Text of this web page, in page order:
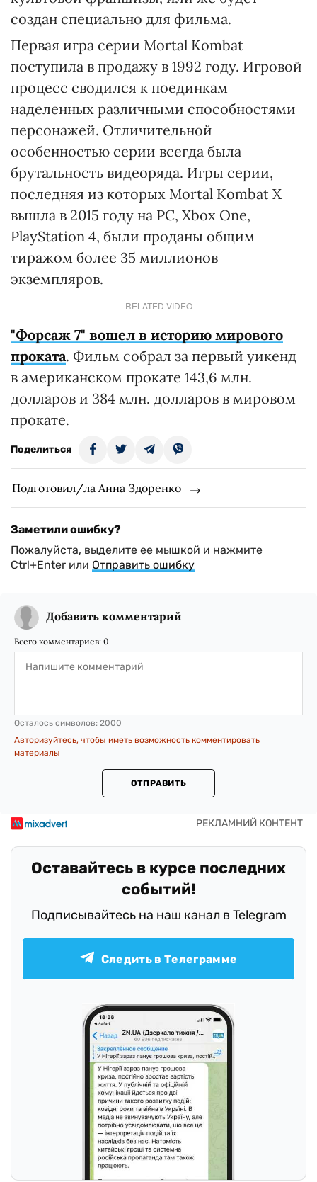
создан специально для фильма.
Первая игра серии Mortal Kombat
поступила в продажу в 1992 году. Игровой
процесс сводился к поединкам
наделенных различными способностями
персонажей. Отличительной
особенностью серии всегда была
брутальность видеоряда. Игры серии,
последняя из которых Mortal Kombat X
вышла в 2015 году на PC, Xbox One,
PlayStation 4, были проданы общим
тиражом более 35 миллионов
экземпляров.
RELATED VIDEO
"Форсаж 7" вошел в историю мирового
проката. Фильм собрал за первый уикенд
в американском прокате 143,6 млн.
долларов и 384 млн. долларов в мировом
прокате.
Поделиться
Подготовил/ла Анна Здоренко
Заметили ошибку?
Пожалуйста, выделите ее мышкой и нажмите
Ctrl+Enter или Отправить ошибку
Добавить комментарий
Всего комментариев: 0
Осталось символов: 2000
Авторизуйтесь, чтобы иметь возможность комментировать
материалы
ОТПРАВИТЬ
Оставайтесь в курсе последних
событий!
Подписывайтесь на наш канал в Telegram
Следить в Телеграмме